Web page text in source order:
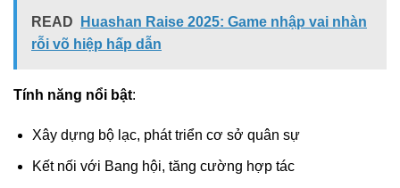
READ
Huashan Raise 2025: Game nhập vai nhàn
rỗi võ hiệp hấp dẫn
Tính năng nổi bật:
Xây dựng bộ lạc, phát triển cơ sở quân sự
Kết nối với Bang hội, tăng cường hợp tác